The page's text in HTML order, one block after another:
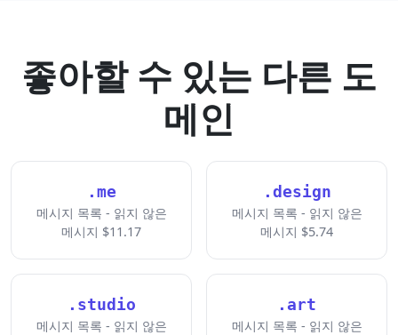
좋아할 수 있는 다른 도
메인
.me
메시지 목록 - 읽지 않은
메시지 $11.17
.design
메시지 목록 - 읽지 않은
메시지 $5.74
.studio
메시지 목록 - 읽지 않은
.art
메시지 목록 - 읽지 않은